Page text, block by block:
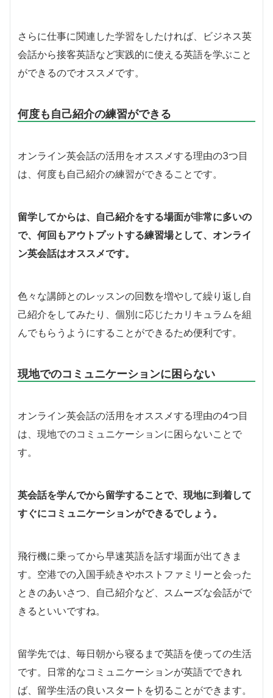
さらに仕事に関連した学習をしたければ、ビジネス英
会話から接客英語など実践的に使える英語を学ぶこと
ができるのでオススメです。
何度も自己紹介の練習ができる
オンライン英会話の活用をオススメする理由の3つ目
は、何度も自己紹介の練習ができることです。
留学してからは、自己紹介をする場面が非常に多いの
で、何回もアウトプットする練習場として、オンライ
ン英会話はオススメです。
色々な講師とのレッスンの回数を増やして繰り返し自
己紹介をしてみたり、個別に応じたカリキュラムを組
んでもらうようにすることができるため便利です。
現地でのコミュニケーションに困らない
オンライン英会話の活用をオススメする理由の4つ目
は、現地でのコミュニケーションに困らないことで
す。
英会話を学んでから留学することで、現地に到着して
すぐにコミュニケーションができるでしょう。
飛行機に乗ってから早速英語を話す場面が出てきま
す。空港での入国手続きやホストファミリーと会った
ときのあいさつ、自己紹介など、スムーズな会話がで
きるといいですね。
留学先では、毎日朝から寝るまで英語を使っての生活
です。日常的なコミュニケーションが英語でできれ
ば、留学生活の良いスタートを切ることができます。